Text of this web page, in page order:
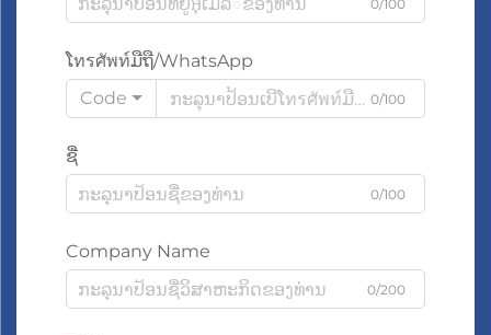
0/100
ໂทรศัพท์ມືຖື/WhatsApp
Code
0/100
ຊື່
0/100
Company Name
0/200